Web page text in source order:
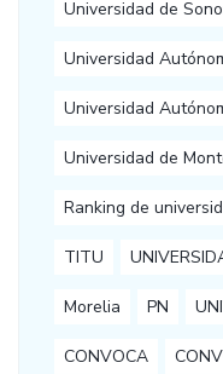
Universidad de
Universidad
Universidad
Universidad de
Ranking de
TITU
Morelia PN
CONVOCA